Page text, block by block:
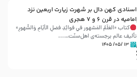
اسنادی کهن دال بر شهرت زیارت اربعین نزد
امامیه در قرن ۶ و ۷ هجری
کتاب «العَلَمُ المَشهور في فَوائِدِ فَضلِ الأيّامِ وَالشُّهورِ»
تألیف عالم برجسته‌ی اهل‌سنّت…...
۱۳ /۰۵/ ۱۴۰۵